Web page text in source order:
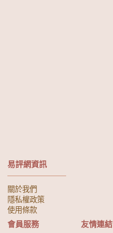
易評網資訊
關於我們
隱私權政策
使用條款
會員服務 友情連結